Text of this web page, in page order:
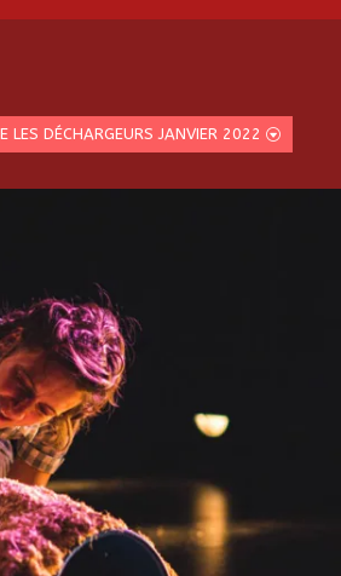
LES DÉCHARGEURS JANVIER 2022